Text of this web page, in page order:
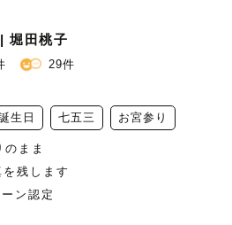
堀田桃子
29件
生日 七五三 お宮参り
まま
残します
ン認定